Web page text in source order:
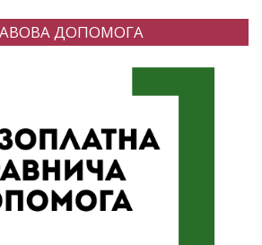
ДОПОМОГА